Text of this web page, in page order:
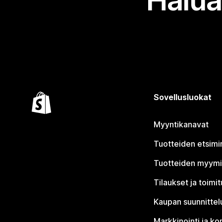
Sovellusluokat
Myyntikanavat
Tuotteiden
Tuotteiden
Tilaukset ja
Kaupan